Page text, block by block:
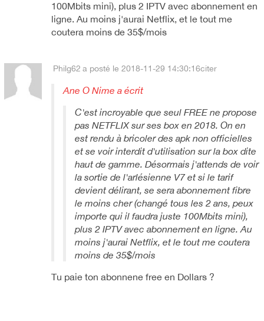
100Mbits mini), plus 2 IPTV avec abonnement en
ligne. Au moins j'aurai Netflix, et le tout me
coutera moins de 35$/mois
Philg62 a posté le 2018-11-29 14:30:16citer
Ane O Nime a écrit
C'est incroyable que seul FREE ne propose
pas NETFLIX sur ses box en 2018. On en
est rendu à bricoler des apk non officielles
et se voir interdit d'utilisation sur la box dite
haut de gamme. Désormais j'attends de voir
la sortie de l'arlésienne V7 et si le tarif
devient délirant, se sera abonnement fibre
le moins cher (changé tous les 2 ans, peux
importe qui il faudra juste 100Mbits mini),
plus 2 IPTV avec abonnement en ligne. Au
moins j'aurai Netflix, et le tout me coutera
moins de 35$/mois
Tu paie ton abonnene free en Dollars ?